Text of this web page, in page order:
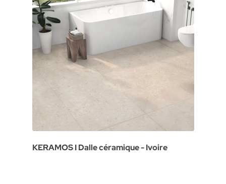
KERAMOS I Dalle céramique - Ivoire